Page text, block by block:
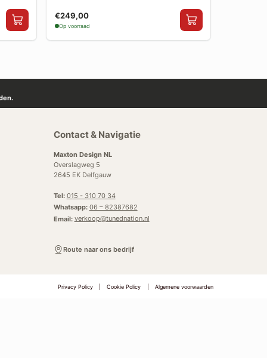
€249,00
Op voorraad
Contact & Navigatie
Maxton Design NL
Overslagweg 5
2645 EK Delfgauw
Tel: 015 - 310 70 34
Whatsapp: 06 – 82387682
Email: verkoop@tunednation.nl
Route naar ons bedrijf
Privacy Policy Cookie Policy Algemene voorwaarden